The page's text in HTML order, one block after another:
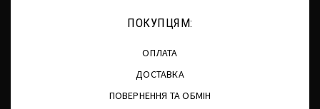
ПОКУПЦЯМ:
ОПЛАТА
ДОСТАВКА
ПОВЕРНЕННЯ ТА ОБМІН